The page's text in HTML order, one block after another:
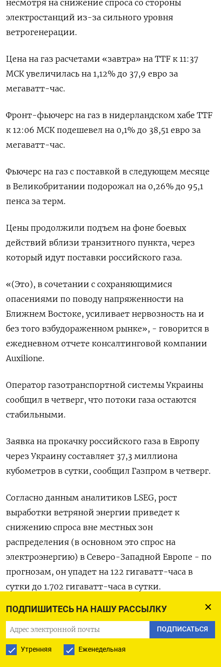
ПОДПИШИТЕСЬ НА НАШУ РАССЫЛКУ
ПОДПИСАТЬСЯ
Утренняя Еженедельная
несмотря на снижение спроса со стороны
электростанций из-за сильного уровня
ветрогенерации.
Цена на газ расчетами «завтра» на TTF к 11:37
МСК увеличилась на 1,12% до 37,9 евро за
мегаватт-час.
Фронт-фьючерс на газ в нидерландском хабе TTF
к 12:06 МСК подешевел на 0,1% до 38,51 евро за
мегаватт-час.
Фьючерс на газ с поставкой в следующем месяце
в Великобритании подорожал на 0,26% до 95,1
пенса за терм.
Цены продолжили подъем на фоне боевых
действий вблизи транзитного пункта, через
который идут поставки российского газа.
«(Это), в сочетании с сохраняющимися
опасениями по поводу напряженности на
Ближнем Востоке, усиливает нервозность на и
без того взбудораженном рынке», - говорится в
ежедневном отчете консалтинговой компании
Auxilione.
Оператор газотранспортной системы Украины
сообщил в четверг, что потоки газа остаются
стабильными.
Заявка на прокачку российского газа в Европу
через Украину составляет 37,3 миллиона
кубометров в сутки, сообщил Газпром в четверг.
Согласно данным аналитиков LSEG, рост
выработки ветряной энергии приведет к
снижению спроса вне местных зон
распределения (в основном это спрос на
электроэнергию) в Северо-Западной Европе - по
прогнозам, он упадет на 122 гигаватт-часа в
сутки до 1.702 гигаватт-часа в сутки.
Оригинал сообщения на английском языке
доступен по коду:
(Сюзанна Твидейл)